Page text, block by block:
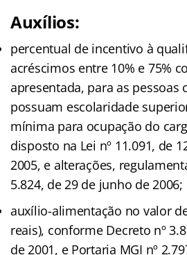
Auxílios:
percentual de incentivo à
acréscimos entre 10% e 75%
apresentada, para as pessoas
possuam escolaridade
mínima para ocupação do
disposto na Lei nº 11.091, de
2005, e alterações,
5.824, de 29 de junho de 2006;
auxílio-alimentação no valor
reais), conforme Decreto nº
de 2001, e Portaria MGI nº